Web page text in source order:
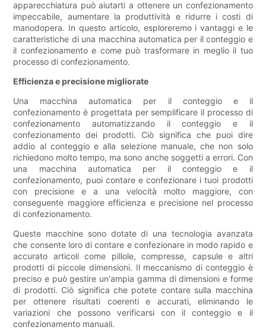
apparecchiatura può aiutarti a ottenere un confezionamento
impeccabile, aumentare la produttività e ridurre i costi di
manodopera. In questo articolo, esploreremo i vantaggi e le
caratteristiche di una macchina automatica per il conteggio e
il confezionamento e come può trasformare in meglio il tuo
processo di confezionamento.
Efficienza e precisione migliorate
Una macchina automatica per il conteggio e il
confezionamento è progettata per semplificare il processo di
confezionamento automatizzando il conteggio e il
confezionamento dei prodotti. Ciò significa che puoi dire
addio al conteggio e alla selezione manuale, che non solo
richiedono molto tempo, ma sono anche soggetti a errori. Con
una macchina automatica per il conteggio e il
confezionamento, puoi contare e confezionare i tuoi prodotti
con precisione e a una velocità molto maggiore, con
conseguente maggiore efficienza e precisione nel processo
di confezionamento.
Queste macchine sono dotate di una tecnologia avanzata
che consente loro di contare e confezionare in modo rapido e
accurato articoli come pillole, compresse, capsule e altri
prodotti di piccole dimensioni. Il meccanismo di conteggio è
preciso e può gestire un'ampia gamma di dimensioni e forme
di prodotti. Ciò significa che potete contare sulla macchina
per ottenere risultati coerenti e accurati, eliminando le
variazioni che possono verificarsi con il conteggio e il
confezionamento manuali.